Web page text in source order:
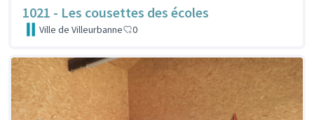
1021 - Les cousettes des écoles
Ville de Villeurbanne 0